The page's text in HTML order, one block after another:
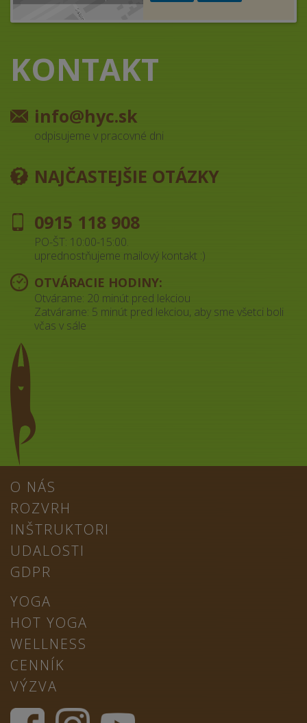
KONTAKT
info@hyc.sk
odpisujeme v pracovné dni
NAJČASTEJŠIE OTÁZKY
0915 118 908
PO-ŠT: 10:00-15:00.
uprednostňujeme mailový kontakt :)
OTVÁRACIE HODINY:
Otvárame: 20 minút pred lekciou
Zatvárame: 5 minút pred lekciou, aby sme všetci boli
včas v sále
O NÁS
ROZVRH
INŠTRUKTORI
UDALOSTI
GDPR
YOGA
HOT YOGA
WELLNESS
CENNÍK
VÝZVA